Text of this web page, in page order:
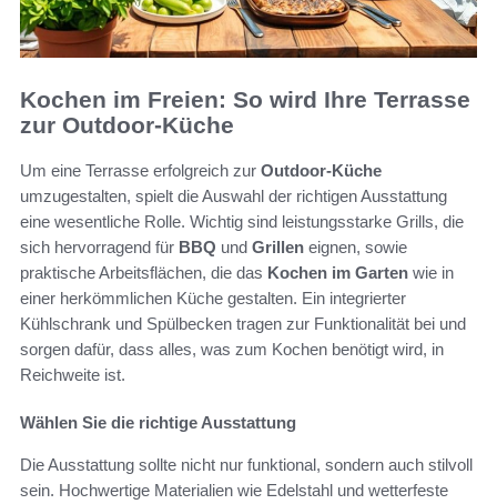
Kochen im Freien: So wird Ihre Terrasse
zur Outdoor-Küche
Um eine Terrasse erfolgreich zur Outdoor-Küche
umzugestalten, spielt die Auswahl der richtigen Ausstattung
eine wesentliche Rolle. Wichtig sind leistungsstarke Grills, die
sich hervorragend für BBQ und Grillen eignen, sowie
praktische Arbeitsflächen, die das Kochen im Garten wie in
einer herkömmlichen Küche gestalten. Ein integrierter
Kühlschrank und Spülbecken tragen zur Funktionalität bei und
sorgen dafür, dass alles, was zum Kochen benötigt wird, in
Reichweite ist.
Wählen Sie die richtige Ausstattung
Die Ausstattung sollte nicht nur funktional, sondern auch stilvoll
sein. Hochwertige Materialien wie Edelstahl und wetterfeste